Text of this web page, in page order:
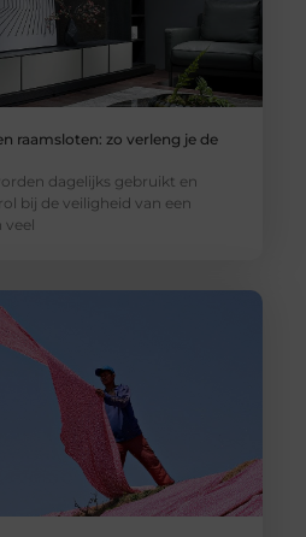
raamsloten: zo verleng je de
dagelijks gebruikt en
bij de veiligheid van een
veel